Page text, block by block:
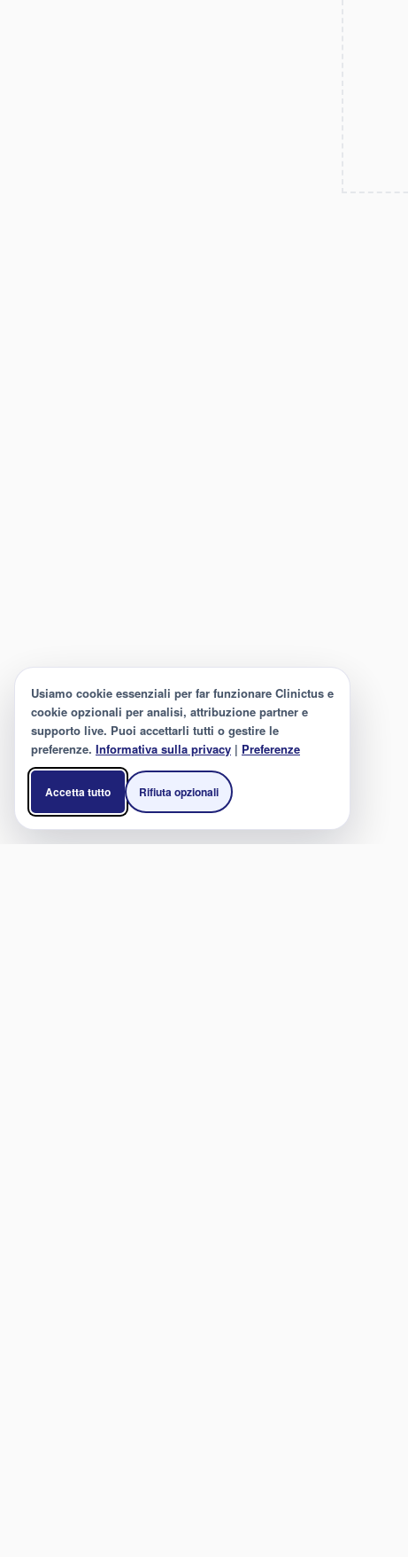
Usiamo cookie essenziali per far funzionare Clinictus e
cookie opzionali per analisi, attribuzione partner e
supporto live. Puoi accettarli tutti o gestire le
preferenze. Informativa sulla privacy | Preferenze
Accetta tutto Rifiuta opzionali